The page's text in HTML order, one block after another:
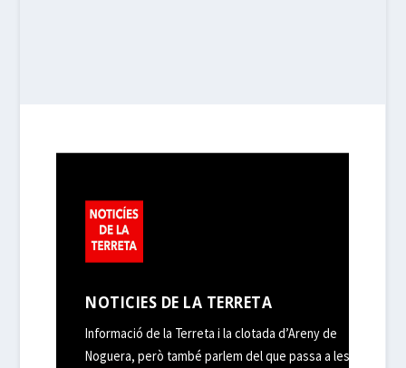
NOTICIES DE LA TERRETA
Informació de la Terreta i la clotada d’Areny de
Noguera, però també parlem del que passa a les